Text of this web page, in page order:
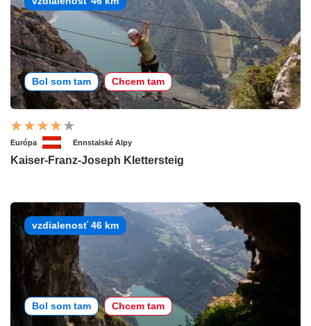
Bol som tam Chcem tam
Európa Ennstalské Alpy
Kaiser-Franz-Joseph Klettersteig
vzdialenosť 46 km
Bol som tam Chcem tam